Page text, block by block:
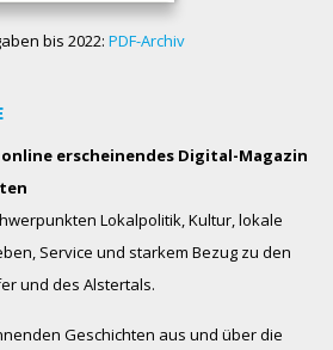
bis 2022: PDF-Archiv
erscheinendes Digital-Magazin
Lokalpolitik, Kultur, lokale
Service und starkem Bezug zu den
und des Alstertals.
Geschichten aus und über die